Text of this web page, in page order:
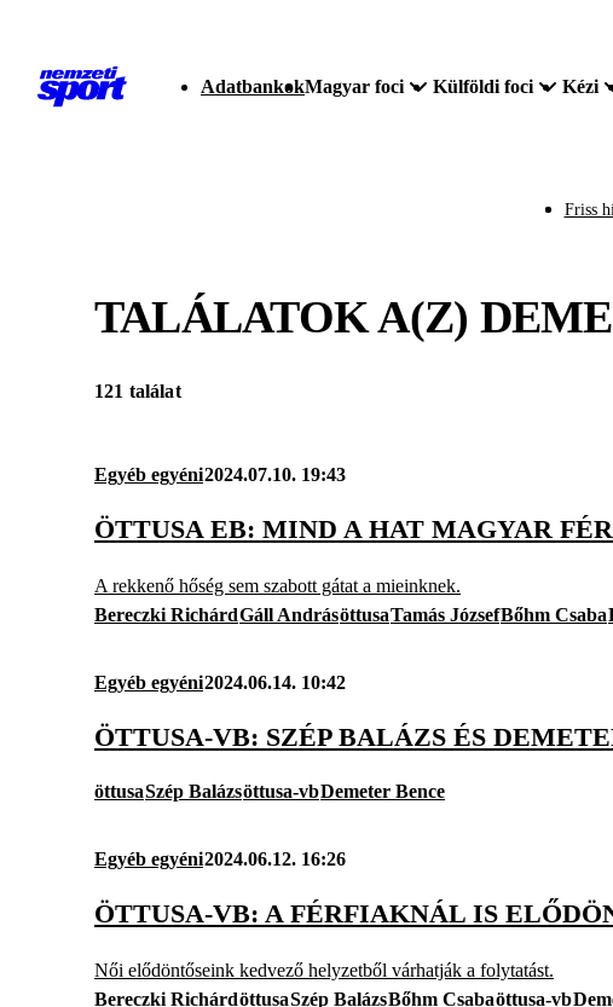
AdatbankokMagyar foci Külföldi foci Kézi
Friss
TALÁLATOK A(Z)
121 találat
Egyéb egyéni2024.07.10. 19:43
ÖTTUSA EB: MIND A HAT MAGYAR
A rekkenő hőség sem szabott gátat a mieinknek.
Bereczki RichárdGáll AndrásöttusaTamás JózsefBőhm Csaba
Egyéb egyéni2024.06.14. 10:42
ÖTTUSA-VB: SZÉP BALÁZS ÉS
öttusaSzép Balázsöttusa-vbDemeter Bence
Egyéb egyéni2024.06.12. 16:26
ÖTTUSA-VB: A FÉRFIAKNÁL IS
Női elődöntőseink kedvező helyzetből várhatják a folytatást.
Bereczki RichárdöttusaSzép BalázsBőhm Csabaöttusa-vb